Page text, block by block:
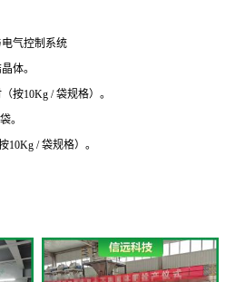
气控制系统
体。
10Kg / 袋规格）。
。
/ 袋规格）。